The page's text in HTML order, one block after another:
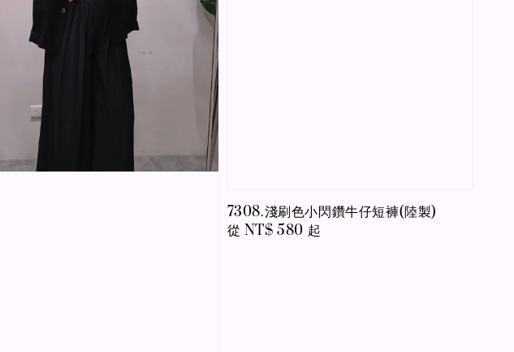
7308.淺刷色小閃鑽牛仔短褲(陸製)
Regular
從 NT$ 580 起